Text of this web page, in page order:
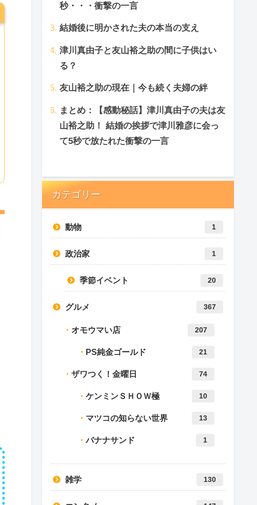
秒・・・衝撃の一言
結婚後に明かされた夫の本当の支え
津川真由子と友山裕之助の間に子供はい
る？
友山裕之助の現在｜今も続く夫婦の絆
まとめ：【感動秘話】津川真由子の夫は友
山裕之助！ 結婚の挨拶で津川雅彦に会っ
て5秒で放たれた衝撃の一言
カテゴリー
動物 1
政治家 1
季節イベント 20
グルメ 367
オモウマい店 207
PS純金ゴールド 21
ザワつく！金曜日 74
ケンミンＳＨＯＷ極 10
マツコの知らない世界 13
バナナサンド 1
雑学 130